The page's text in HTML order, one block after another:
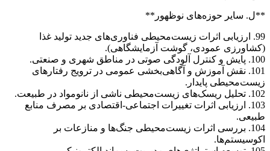
**ل. سایر حوزه‌های نوظهور**
99. ارزیابی اثرات زیست‌محیطی فناوری‌های جدید تولید غذا
(کشاورزی عمودی، گوشت آزمایشگاهی).
100. پایش و کنترل آلودگی صوتی در مناطق شهری و صنعتی.
101. نقش آموزش و آگاهی‌بخشی عمومی در ترویج رفتارهای
زیست‌محیطی پایدار.
102. تحلیل ریسک‌های زیست‌محیطی ناشی از نانومواد در طبیعت.
103. ارزیابی اثرات تغییرات اجتماعی-اقتصادی بر مصرف منابع
طبیعی.
104. بررسی اثرات زیست‌محیطی جنگ‌ها و منازعات بر
اکوسیستم‌ها.